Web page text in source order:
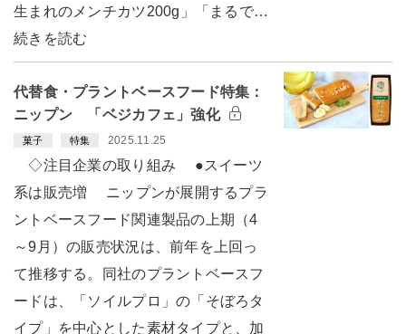
生まれのメンチカツ200g」「まるで…
続きを読む
代替食・プラントベースフード特集：
ニップン 「ベジカフェ」強化
菓子 特集 2025.11.25
◇注目企業の取り組み ●スイーツ
系は販売増 ニップンが展開するプラ
ントベースフード関連製品の上期（4
～9月）の販売状況は、前年を上回っ
て推移する。同社のプラントベースフ
ードは、「ソイルプロ」の「そぼろタ
イプ」を中心とした素材タイプと、加